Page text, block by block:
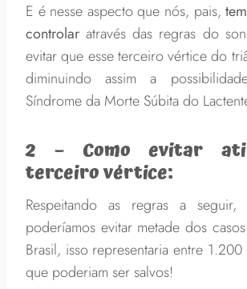
E é nesse aspecto que nós, pais,
controlar através das regras do
evitar que esse terceiro vértice do
diminuindo assim a
Síndrome da Morte Súbita do
2 – Como evitar
terceiro vértice:
Respeitando as regras a seguir,
poderíamos evitar metade dos
Brasil, isso representaria entre
que poderiam ser salvos!